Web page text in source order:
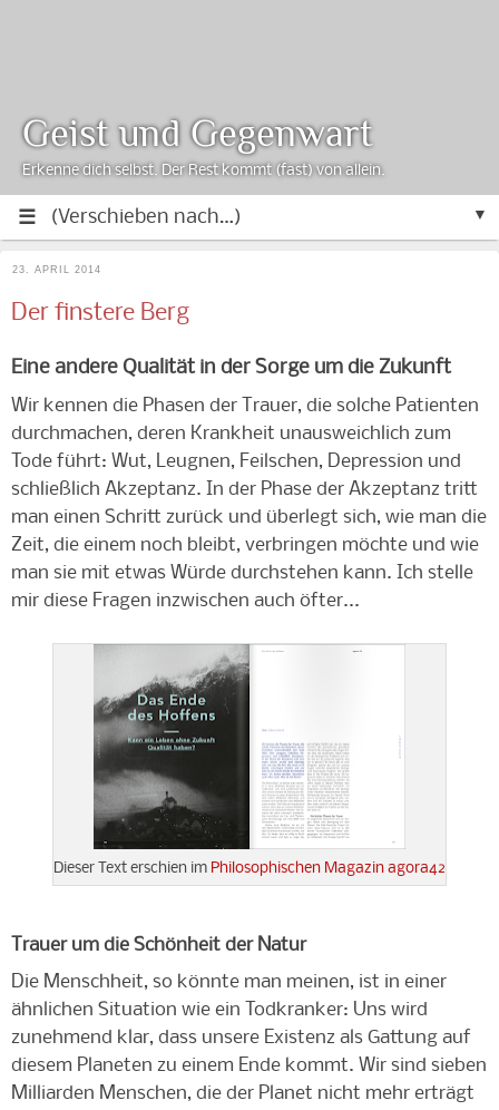
▼
Geist und Gegenwart
Erkenne dich selbst. Der Rest kommt (fast) von allein.
23. APRIL 2014
Der finstere Berg
Eine andere Qualität in der Sorge um die Zukunft
Wir kennen die Phasen der Trauer, die solche Patienten
durchmachen, deren Krankheit unausweichlich zum
Tode führt: Wut, Leugnen, Feilschen, Depression und
schließlich Akzeptanz. In der Phase der Akzeptanz tritt
man einen Schritt zurück und überlegt sich, wie man die
Zeit, die einem noch bleibt, verbringen möchte und wie
man sie mit etwas Würde durchstehen kann. Ich stelle
mir diese Fragen inzwischen auch öfter...
Dieser Text erschien im Philosophischen Magazin agora42
Trauer um die Schönheit der Natur
Die Menschheit, so könnte man meinen, ist in einer
ähnlichen Situation wie ein Todkranker: Uns wird
zunehmend klar, dass unsere Existenz als Gattung auf
diesem Planeten zu einem Ende kommt. Wir sind sieben
Milliarden Menschen, die der Planet nicht mehr erträgt